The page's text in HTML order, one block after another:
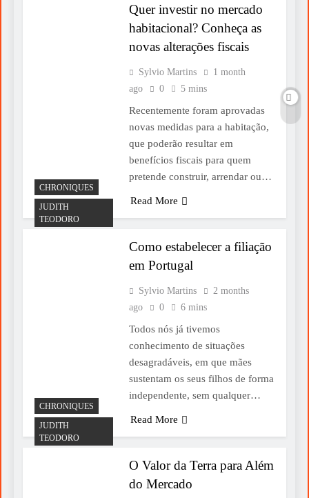
Quer investir no mercado
habitacional? Conheça as
novas alterações fiscais
Sylvio Martins
1 month
ago
0 5 mins
Recentemente foram aprovadas
novas medidas para a habitação,
que poderão resultar em
benefícios fiscais para quem
pretende construir, arrendar ou…
Read More
CHRONIQUES
JUDITH
TEODORO
Como estabelecer a filiação
em Portugal
Sylvio Martins
2 months
ago
0 6 mins
Todos nós já tivemos
conhecimento de situações
desagradáveis, em que mães
sustentam os seus filhos de forma
independente, sem qualquer…
Read More
CHRONIQUES
JUDITH
TEODORO
O Valor da Terra para Além
do Mercado